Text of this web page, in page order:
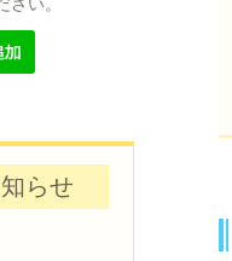
い。
らせ